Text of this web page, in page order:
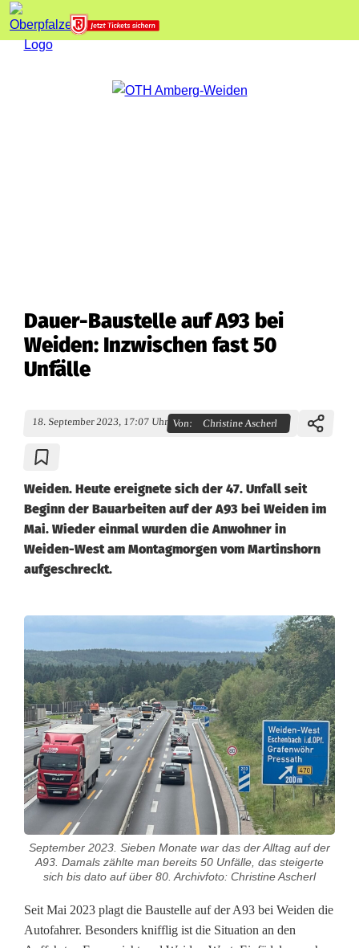
Dauer-Baustelle auf A93 bei
Weiden: Inzwischen fast 50
Unfälle
18. September 2023, 17:07 Uhr Von: Christine Ascherl
Weiden. Heute ereignete sich der 47. Unfall seit
Beginn der Bauarbeiten auf der A93 bei Weiden im
Mai. Wieder einmal wurden die Anwohner in
Weiden-West am Montagmorgen vom Martinshorn
aufgeschreckt.
a
u
e
r
-
B
a
s
t
September 2023. Sieben Monate war das der Alltag auf der
A93. Damals zählte man bereits 50 Unfälle, das steigerte
sich bis dato auf über 80. Archivfoto: Christine Ascherl
Seit Mai 2023 plagt die Baustelle auf der A93 bei Weiden die
Autofahrer. Besonders knifflig ist die Situation an den